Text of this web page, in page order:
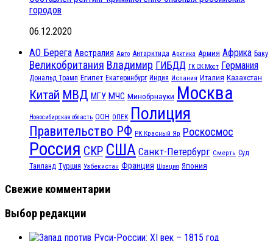
городов
06.12.2020
АО Берега Австралия Авто Антарктида Арктика Армия Африка Баку
Великобритания Владимир ГИБДД ГК СК Мост Германия
Дональд Трамп Египет Екатеринбург Индия Испания Италия Казахстан
Китай МВД МГУ МЧС Минобрнауки Москва
Новосибирская область ООН ОПЕК Полиция
Правительство РФ РК Красный Яр Роскосмос
Россия СКР США Санкт-Петербург Смерть Суд
Таиланд Турция Узбекистан Франция Швеция Япония
Свежие комментарии
Выбор редакции